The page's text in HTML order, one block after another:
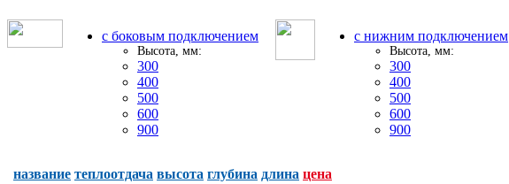
с боковым подключением
Высота, мм:
300
400
500
600
900
с нижним подключением
Высота, мм:
300
400
500
600
900
название теплоотдача высота глубина длина цена